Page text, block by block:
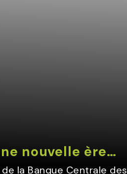
nouvelle ère…
la Banque Centrale des